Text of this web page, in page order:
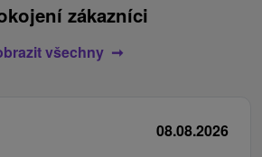
zákazníci
všechny
08.08.2026